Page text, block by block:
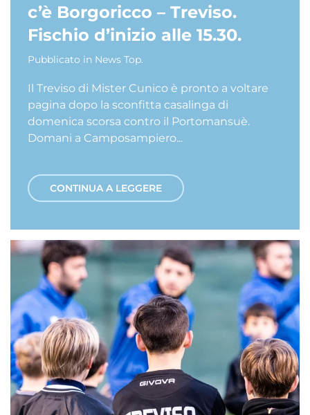
c’è Borgoricco – Treviso.
Fischio d’inizio alle 15.30.
Pubblicato in News Top.
Il Treviso di Mister Cunico è pronto a voltare
pagina dopo la sconfitta casalinga di
domenica scorsa contro il Portomansuè.
Domani a Camposampiero...
CONTINUA A LEGGERE